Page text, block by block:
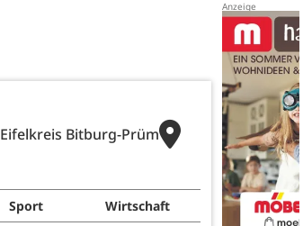
Eifelkreis Bitburg-Prüm
Sport Wirtschaft